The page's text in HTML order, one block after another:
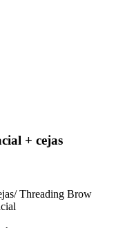
+ cejas
Threading Brow